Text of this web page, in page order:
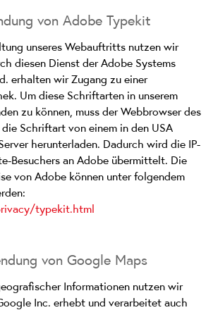
von Adobe Typekit
unseres Webauftritts nutzen wir
diesen Dienst der Adobe Systems
erhalten wir Zugang zu einer
Um diese Schriftarten in unserem
zu können, muss der Webbrowser des
Schriftart von einem in den USA
herunterladen. Dadurch wird die IP-
Besuchers an Adobe übermittelt. Die
von Adobe können unter folgendem
typekit.html
von Google Maps
Informationen nutzen wir
Inc. erhebt und verarbeitet auch